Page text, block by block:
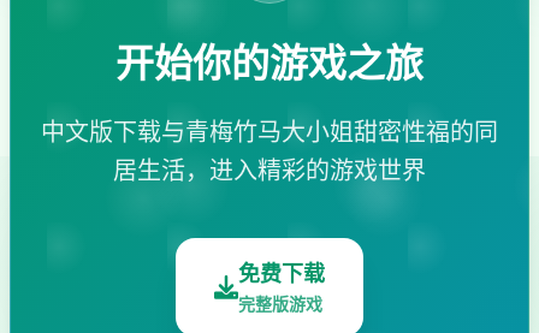
开始你的游戏之旅
中文版下载与青梅竹马大小姐甜密性福的同
居生活，进入精彩的游戏世界
免费下载
完整版游戏